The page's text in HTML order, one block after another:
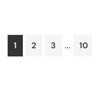
Página
1 Página
2 Página
3
Páginas
... 10